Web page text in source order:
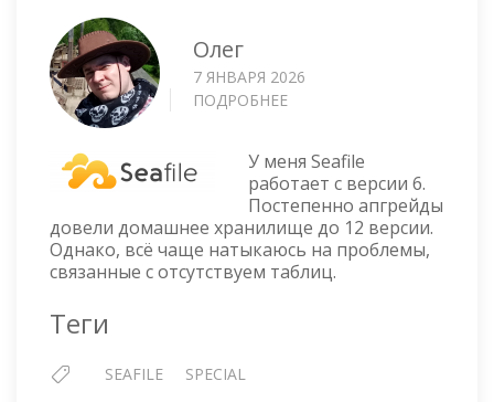
Олег
7 ЯНВАРЯ 2026
ПОДРОБНЕЕ
—
НЕДОСТАЮЩИЕ
ТАБЛИЦЫ
У меня Seafile
работает с версии 6.
Постепенно апгрейды
довели домашнее хранилище до 12 версии.
Однако, всё чаще натыкаюсь на проблемы,
связанные с отсутствуем таблиц.
Теги
SEAFILE SPECIAL